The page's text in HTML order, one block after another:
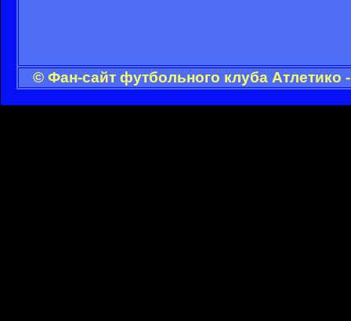
© Фан-сайт футбольного клуба